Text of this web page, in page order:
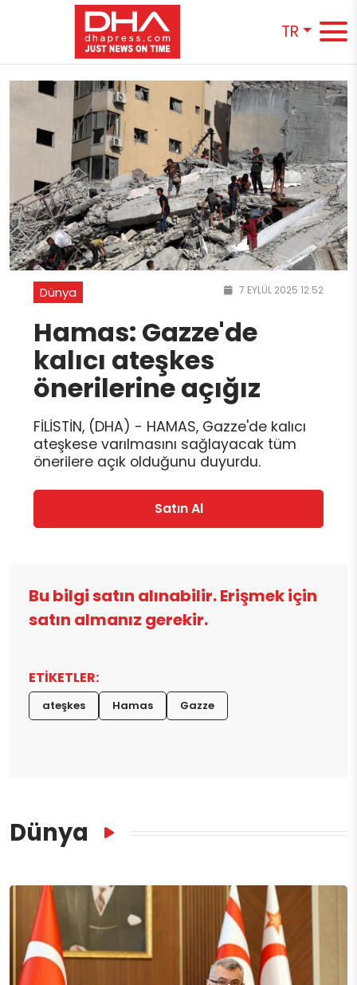
TR
Dünya 7 EYLÜL 2025 12:52
Hamas: Gazze'de
kalıcı ateşkes
önerilerine açığız
FİLİSTİN, (DHA) - HAMAS, Gazze'de kalıcı
ateşkese varılmasını sağlayacak tüm
önerilere açık olduğunu duyurdu.
Satın Al
Bu bilgi satın alınabilir. Erişmek için
satın almanız gerekir.
ETİKETLER:
ateşkes Hamas Gazze
Dünya